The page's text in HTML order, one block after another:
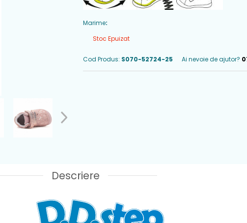
Marime:
Stoc Epuizat
Cod Produs: S070-52724-25 Ai nevoie de ajutor?
Descriere